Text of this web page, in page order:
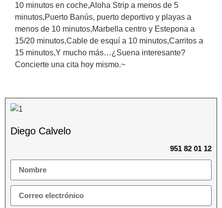
10 minutos en coche,Aloha Strip a menos de 5
minutos,Puerto Banús, puerto ‌deportivo ‌y ‌playas ‌a
menos ‌de ‌10 ‌minutos,Marbella ‌centro ‌y Estepona ‌a
15/20 minutos,Cable de ‌esquí ‌a 10 ‌minutos,Carritos ‌a
‌15 minutos,Y mucho ‌más…¿Suena ‌interesante?
Concierte ‌una ‌cita ‌hoy ‌mismo.~
Diego Calvelo
951 82 01 12